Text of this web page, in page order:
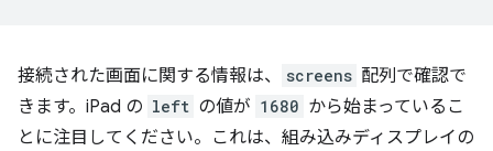
接続された画面に関する情報は、 screens 配列で確認で
きます。iPad の left の値が 1680 から始まっているこ
とに注目してください。これは、組み込みディスプレイの